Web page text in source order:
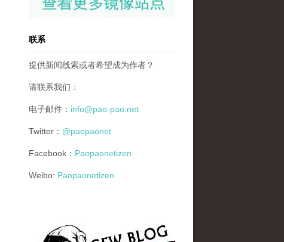
联系
提供新闻线索或者希望成为作者？
请联系我们：
电子邮件： info@pao-pao.net
Twitter： @paopaonet
Facebook： Paopaonetizen
Weibo: Paopaonetizen
gfw_blog_small.jpg